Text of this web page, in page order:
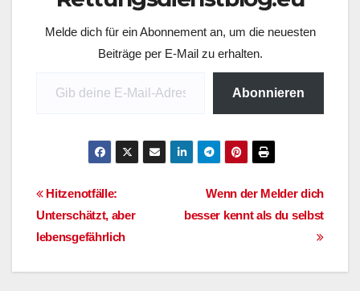
verfügbar, die
Fachwissen bündelt,
praxisnah aufbereitet
Bedürfnisse von
Melde dich für ein Abonnement an, um die neuesten
Beiträge per E-Mail zu erhalten.
Abonnieren
BeitragsnavigationWenn der Melder dich
besser kennt als du selbst
Hitzenotfälle:
Unterschätzt, aber
lebensgefährlich